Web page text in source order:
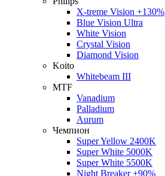
X-treme Vision +130%
Blue Vision Ultra
White Vision
Crystal Vision
Diamond Vision
Koito
Whitebeam III
MTF
Vanadium
Palladium
Aurum
Чемпион
Super Yellow 2400K
Super White 5000K
Super White 5500K
Night Breaker +90%